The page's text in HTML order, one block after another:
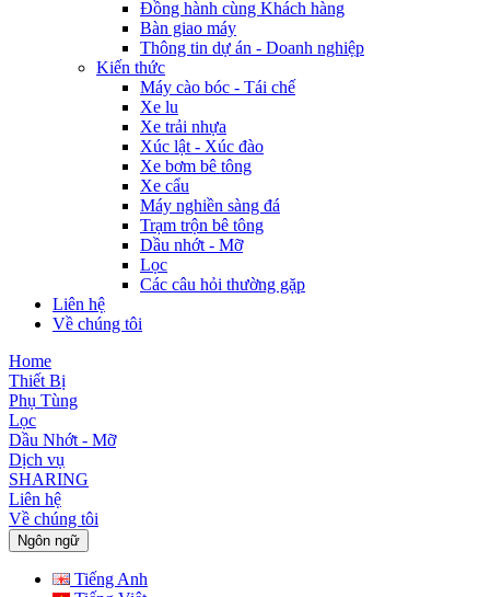
Đồng hành cùng Khách hàng
Bàn giao máy
Thông tin dự án - Doanh nghiệp
Kiến thức
Máy cào bóc - Tái chế
Xe lu
Xe trải nhựa
Xúc lật - Xúc đào
Xe bơm bê tông
Xe cẩu
Máy nghiền sàng đá
Trạm trộn bê tông
Dầu nhớt - Mỡ
Lọc
Các câu hỏi thường gặp
Liên hệ
Về chúng tôi
Home
Thiết Bị
Phụ Tùng
Lọc
Dầu Nhớt - Mỡ
Dịch vụ
SHARING
Liên hệ
Về chúng tôi
Ngôn ngữ
Tiếng Anh